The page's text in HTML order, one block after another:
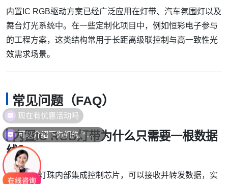
内置IC RGB驱动方案已经广泛应用在灯带、汽车氛围灯以及
舞台灯光系统中。在一些定制化项目中，例如恒彩电子参与
的工程方案，这类结构常用于长距离级联控制与高一致性光
效需求场景。
常见问题（FAQ）
内置IC RGB灯带为什么只需要一根数据
线？
因为每颗灯珠内部集成控制芯片，可以接收并转发数据，实
可以介绍下你们的产品么